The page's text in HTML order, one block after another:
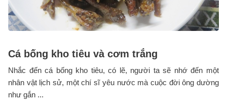
Cá bống kho tiêu và cơm trắng
Nhắc đến cá bống kho tiêu, có lẽ, người ta sẽ nhớ đến một
nhân vật lịch sử, một chí sĩ yêu nước mà cuộc đời ông dường
như gắn ...